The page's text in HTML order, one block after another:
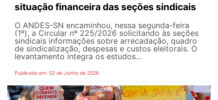
situação financeira das seções sindicais
O ANDES-SN encaminhou, nessa segunda-feira
(1º), a Circular nº 225/2026 solicitando às seções
sindicais informações sobre arrecadação, quadro
de sindicalização, despesas e custos eleitorais. O
levantamento integra os estudos...
Publicado em: 02 de Junho de 2026